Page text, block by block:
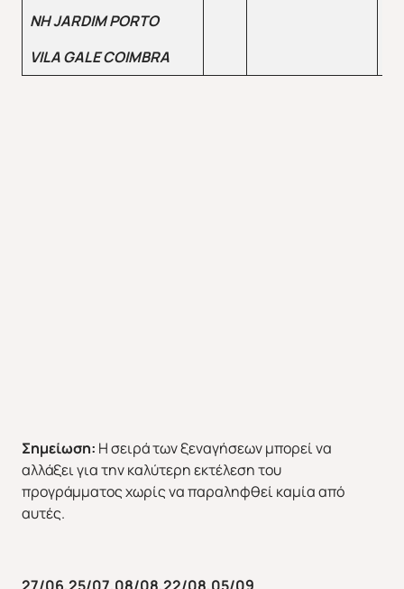
NH JARDIM PORTO
VILA GALE COIMBRA
Σημείωση: H σειρά των ξεναγήσεων μπορεί να
αλλάξει για την καλύτερη εκτέλεση του
προγράμματος χωρίς να παραληφθεί καμία από
αυτές.